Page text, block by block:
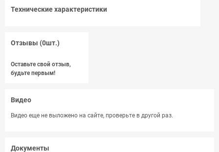
Технические характеристики
Отзывы (0шт.)
Оставьте свой отзыв,
будьте первым!
Видео
Видео еще не выложено на сайте, проверьте в другой раз.
Документы